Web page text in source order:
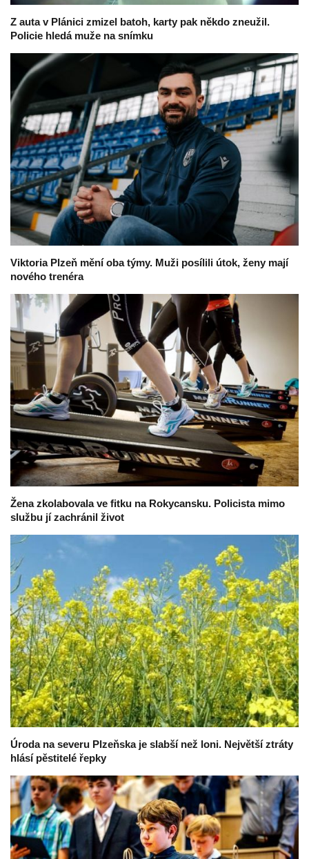
Z auta v Plánici zmizel batoh, karty pak někdo zneužil.
Policie hledá muže na snímku
Viktoria Plzeň mění oba týmy. Muži posílili útok, ženy mají
nového trenéra
Žena zkolabovala ve fitku na Rokycansku. Policista mimo
službu jí zachránil život
Úroda na severu Plzeňska je slabší než loni. Největší ztráty
hlásí pěstitelé řepky